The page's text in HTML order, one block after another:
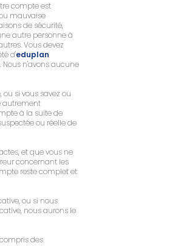
compte est
mauvaise
de sécurité,
autre personne à
Vous devez
d'eduplan
n'avons aucune
si vous savez ou
autrement
à la suite de
ou réelle de
et que vous ne
concernant les
reste complet et
ou si nous
nous aurons le
des